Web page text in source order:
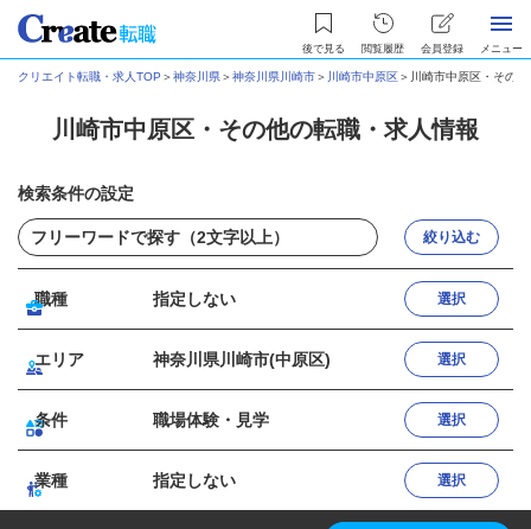
後で見る 閲覧履歴 会員登録 メニュー
クリエイト転職・求人TOP ＞神奈川県＞神奈川県川崎市＞ 川崎市中原区＞ 川崎市中原区・その
川崎市中原区・その他の転職・求人情報
検索条件の設定
絞り込む
職種 指定しない 選択
エリア 神奈川県川崎市(中原区) 選択
条件 職場体験・見学 選択
業種 指定しない 選択